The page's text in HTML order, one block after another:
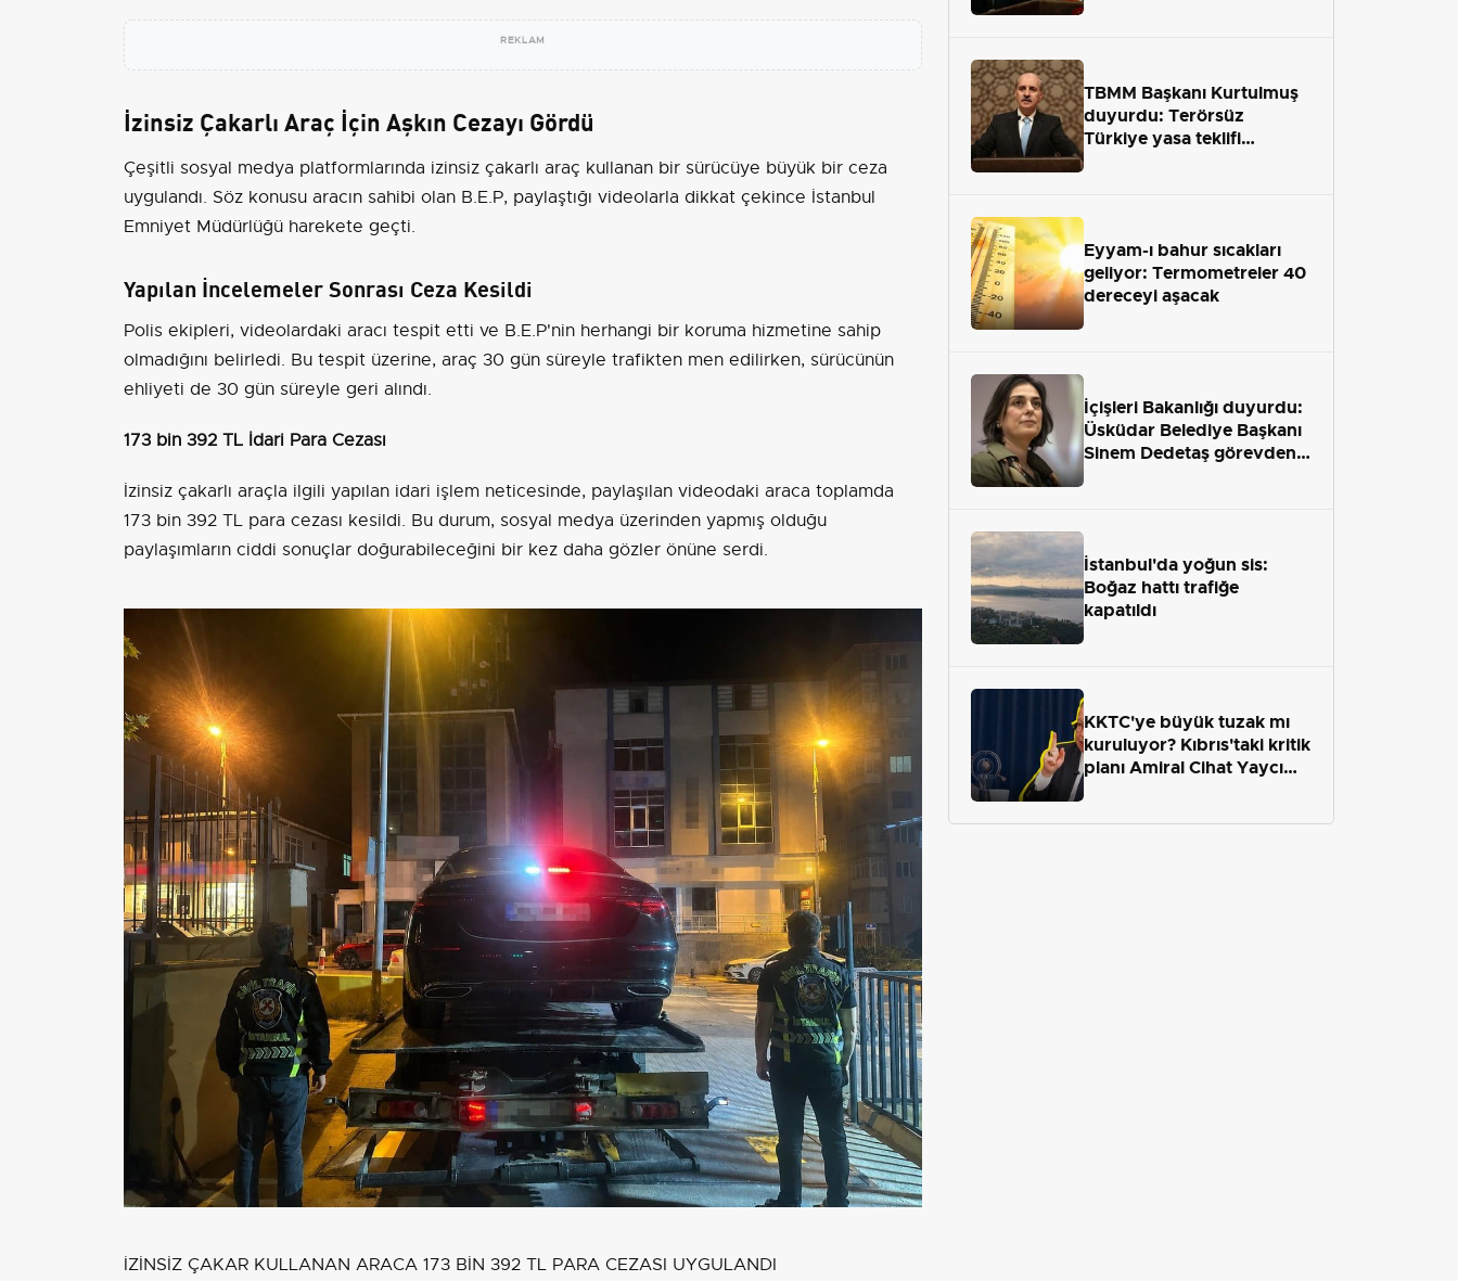
REKLAM
İzinsiz Çakarlı Araç İçin Aşkın Cezayı Gördü
Çeşitli sosyal medya platformlarında izinsiz çakarlı araç kullanan bir sürücüye büyük bir ceza
uygulandı. Söz konusu aracın sahibi olan B.E.P, paylaştığı videolarla dikkat çekince İstanbul
Emniyet Müdürlüğü harekete geçti.
Yapılan İncelemeler Sonrası Ceza Kesildi
Polis ekipleri, videolardaki aracı tespit etti ve B.E.P'nin herhangi bir koruma hizmetine sahip
olmadığını belirledi. Bu tespit üzerine, araç 30 gün süreyle trafikten men edilirken, sürücünün
ehliyeti de 30 gün süreyle geri alındı.
173 bin 392 TL İdari Para Cezası
İzinsiz çakarlı araçla ilgili yapılan idari işlem neticesinde, paylaşılan videodaki araca toplamda
173 bin 392 TL para cezası kesildi. Bu durum, sosyal medya üzerinden yapmış olduğu
paylaşımların ciddi sonuçlar doğurabileceğini bir kez daha gözler önüne serdi.
İZİNSİZ ÇAKAR KULLANAN ARACA 173 BİN 392 TL PARA CEZASI UYGULANDI
TBMM Başkanı Kurtulmuş
duyurdu: Terörsüz
Türkiye yasa teklifi
Eyyam-ı bahur sıcakları
geliyor: Termometreler 40
dereceyi aşacak
İçişleri Bakanlığı duyurdu:
Üsküdar Belediye Başkanı
Sinem Dedetaş görevden
İstanbul'da yoğun sis:
Boğaz hattı trafiğe
kapatıldı
KKTC'ye büyük tuzak mı
kuruluyor? Kıbrıs'taki kritik
planı Amiral Cihat Yaycı